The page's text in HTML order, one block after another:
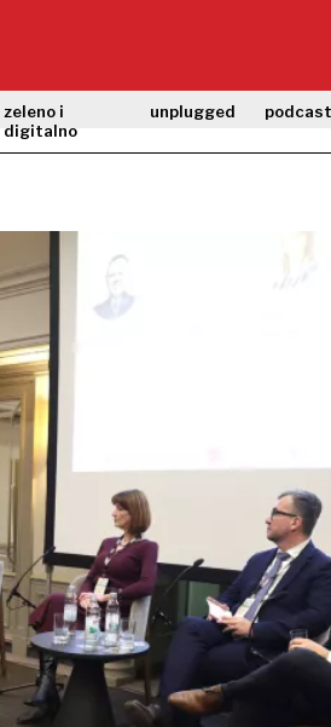
zeleno i
digitalno
unplugged podcast